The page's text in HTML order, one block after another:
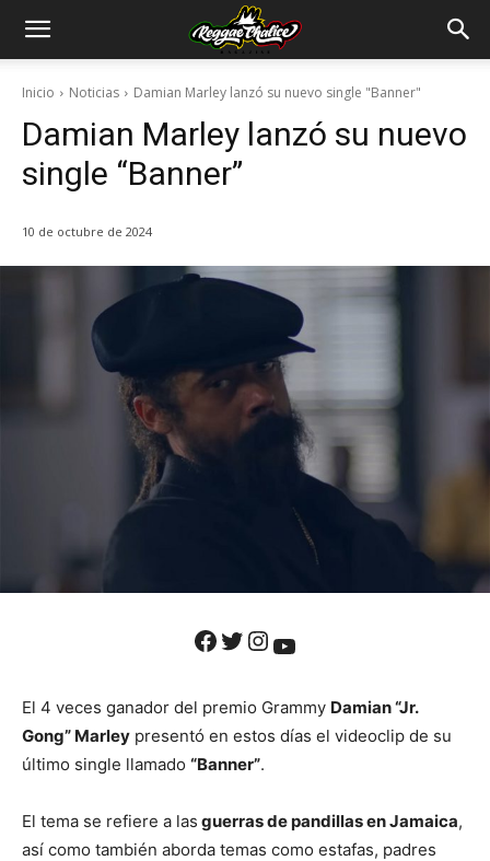
Inicio Noticias Damian Marley lanzó su nuevo single "Banner"
Damian Marley lanzó su nuevo
single “Banner”
10 de octubre de 2024
Facebook Twitter Instagram YouTube
El 4 veces ganador del premio Grammy Damian “Jr.
Gong” Marley presentó en estos días el videoclip de su
último single llamado “Banner”.
El tema se refiere a las guerras de pandillas en Jamaica,
así como también aborda temas como estafas, padres